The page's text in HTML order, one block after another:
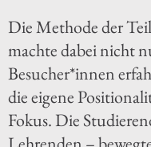
Die Methode der
machte dabei nicht
Besucher*innen
die eigene
Fokus. Die